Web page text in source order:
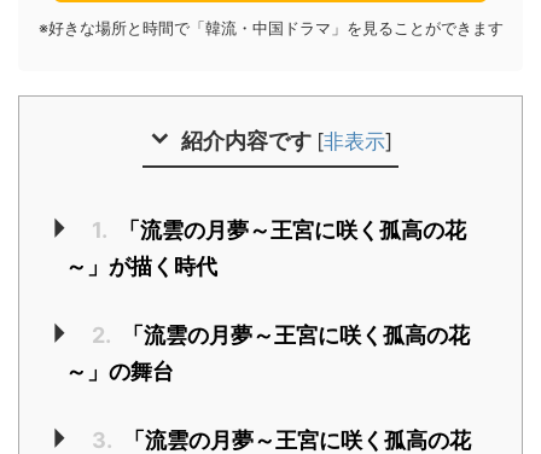
※好きな場所と時間で「韓流・中国ドラマ」を見ることができます
紹介内容です [非表示]
1.
「流雲の月夢～王宮に咲く孤高の花
～」が描く時代
2.
「流雲の月夢～王宮に咲く孤高の花
～」の舞台
3.
「流雲の月夢～王宮に咲く孤高の花